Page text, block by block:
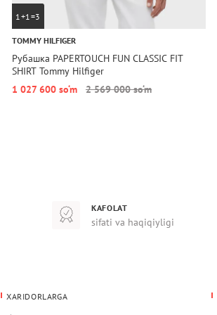
1+1=3
TOMMY HILFIGER
Рубашка PAPERTOUCH FUN CLASSIC FIT
SHIRT Tommy Hilfiger
1 027 600 so‘m
2 569 000 so‘m
KAFOLAT
sifati va haqiqiyligi
XARIDORLARGA